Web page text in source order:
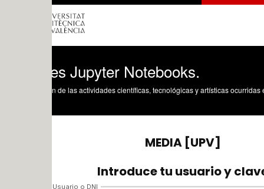
Jupyter Notebooks.
de las actividades científicas, tecnológicas y artísticas ocurridas en los tres